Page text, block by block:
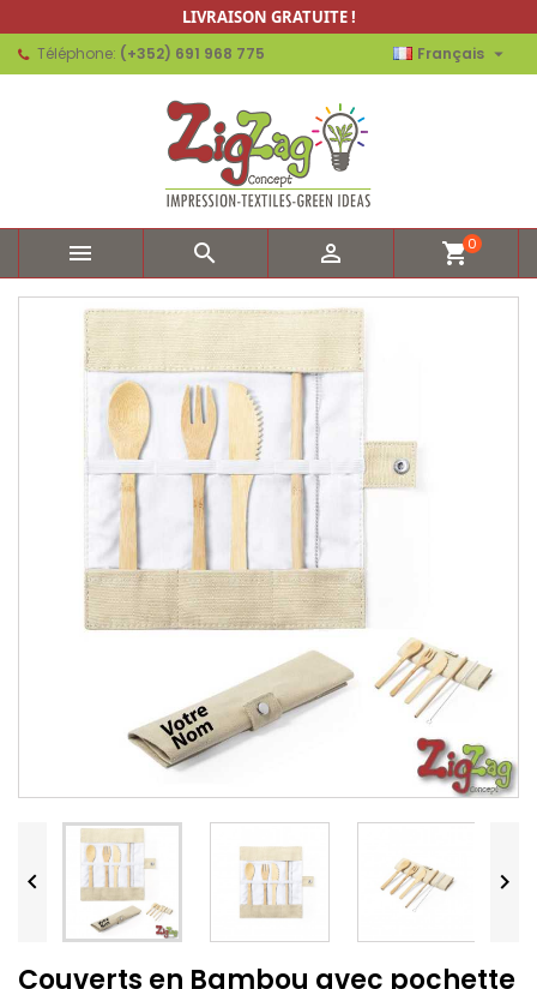
LIVRAISON GRATUITE !
Téléphone: (+352) 691 968 775 Français 
   shopping_cart0
 
Couverts en Bambou avec pochette